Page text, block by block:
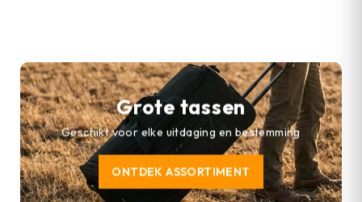
Grote tassen
Geschikt voor elke uitdaging en bestemming
ONTDEK ASSORTIMENT